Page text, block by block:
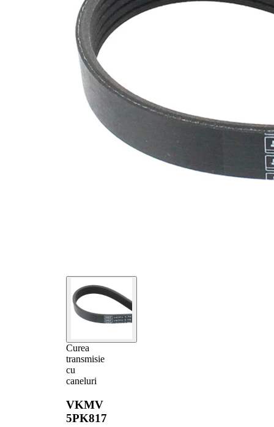
Curea
transmisie
cu
caneluri
VKMV
5PK817
nervuri
SVHC
Nu sunt
Material
curea
dienă
cauciuc)